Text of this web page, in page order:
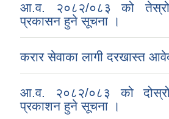
आ.व. २०८२/०८३ को
प्रकासन हुने सूचना ।
करार सेवाका लागी दरखास्त
आ.व. २०८२/०८३ को
प्रकाशन हुने सूचना ।